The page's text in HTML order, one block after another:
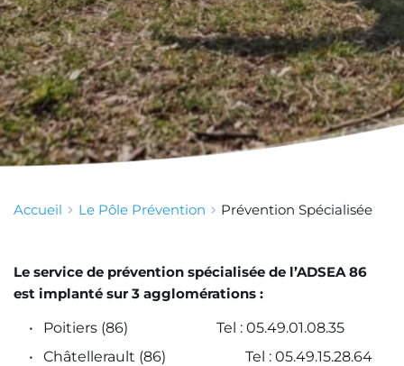
Accueil Le Pôle Prévention Prévention Spécialisée
Le service de prévention spécialisée de l’ADSEA 86
est implanté sur 3 agglomérations :
Poitiers (86)
				Tel : 05.49.01.08.35
Châtellerault (86)
			Tel : 05.49.15.28.64